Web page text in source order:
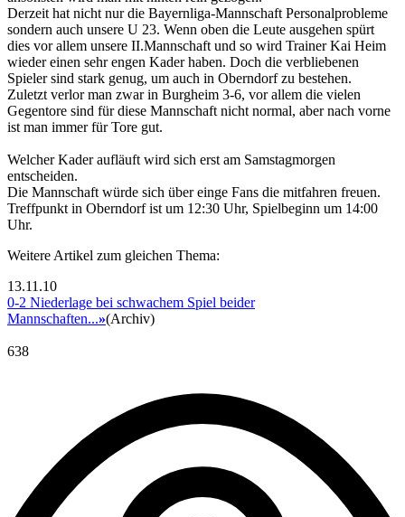
Derzeit hat nicht nur die Bayernliga-Mannschaft Personalprobleme
sondern auch unsere U 23. Wenn oben die Leute ausgehen spürt
dies vor allem unsere II.Mannschaft und so wird Trainer Kai Heim
wieder einen sehr engen Kader haben. Doch die verbliebenen
Spieler sind stark genug, um auch in Oberndorf zu bestehen.
Zuletzt verlor man zwar in Burgheim 3-6, vor allem die vielen
Gegentore sind für diese Mannschaft nicht normal, aber nach vorne
ist man immer für Tore gut.
Welcher Kader aufläuft wird sich erst am Samstagmorgen
entscheiden.
Die Mannschaft würde sich über einge Fans die mitfahren freuen.
Treffpunkt in Oberndorf ist um 12:30 Uhr, Spielbeginn um 14:00
Uhr.
Weitere Artikel zum gleichen Thema:
13.11.10
0-2 Niederlage bei schwachem Spiel beider
Mannschaften...»(Archiv)
638